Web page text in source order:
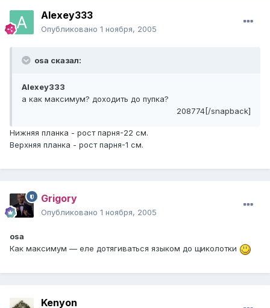
Alexey333
Опубликовано 1 ноября, 2005
osa сказал:
Alexey333
а как максимум? доходить до пупка?
208774[/snapback]
Нижняя планка - рост парня-22 см.
Верхняя планка - рост парня-1 см.
Grigory
Опубликовано 1 ноября, 2005
osa
Как максимум — еле дотягиваться языком до щиколотки
Kenyon